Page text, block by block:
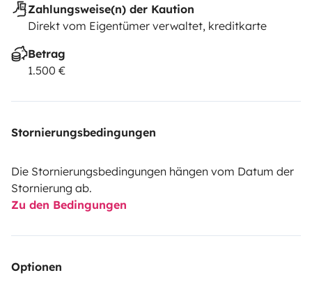
Zahlungsweise(n) der Kaution
Direkt vom Eigentümer verwaltet, kreditkarte
Betrag
1.500 €
Stornierungsbedingungen
Die Stornierungsbedingungen hängen vom Datum der
Stornierung ab.
Zu den Bedingungen
Optionen